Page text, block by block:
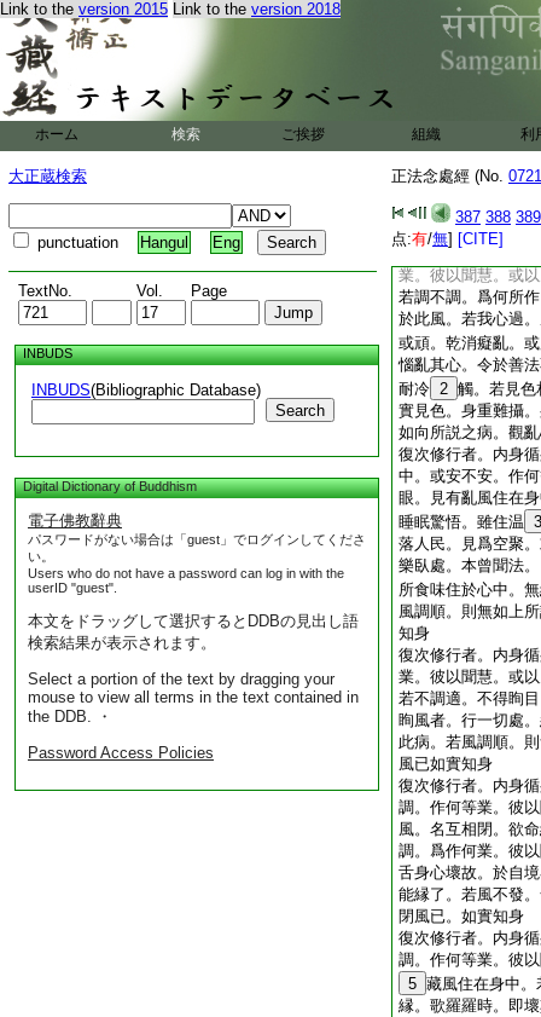
Link to the version 2015 Link to the version 2018
ホーム 検索 ご挨拶 組織 利
大正蔵検索
punctuation Hangul Eng
TextNo. Vol. Page
INBUDS
INBUDS(Bibliographic Database)
Search
Digital Dictionary of Buddhism
電子佛教辭典
パスワードがない場合は「guest」でログインしてくださ
い。
Users who do not have a password can log in with the
userID "guest".
本文をドラッグして選択するとDDBの見出し語
検索結果が表示されます。
Select a portion of the text by dragging your
mouse to view all terms in the text contained in
the DDB. ・
Password Access Policies
正法念處經 (No.
387 388 389
点:有/無] [CITE]
上行風若不調適。
微少。或致命終。
名曰第四惡也。若
命根。如是觀上下
風。名曰命風。住
痩。
14
失。曾聞
15
亦忘
鼻不知香。舌不知
識自他。觀命風已
復次修行者。内身
業。彼以聞慧。或
若調不調。爲何所
於此風。若我心過
或頑。乾消癡亂。
惱亂其心。令於善
耐冷 2 觸。若見色
實見色。身重難攝
如向所説之病。觀
復次修行者。内身
中。或安不安。作
眼。見有亂風住在
睡眠驚悟。雖住温 3
落人民。見爲空聚
樂臥處。本曾聞法
所食味住於心中。
風調順。則無如上
知身
復次修行者。内身
業。彼以聞慧。或
若不調適。不得眴
眴風者。行一切處
此病。若風調順。
風已如實知身
復次修行者。内身
調。作何等業。彼
風。名互相閉。欲
調。爲作何業。彼
舌身心壞故。於自
能縁了。若風不發
閉風已。如實知身
復次修行者。内身
調。作何等業。彼
5 藏風住在身中
縁。歌羅羅時。即